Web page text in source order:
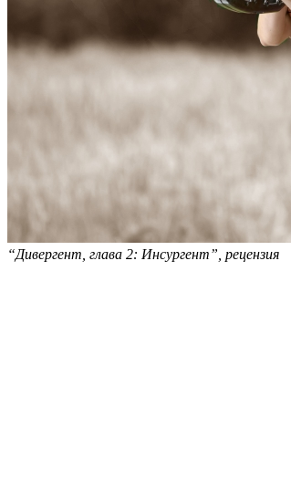
“Дивергент, глава 2: Инсургент”, рецензия